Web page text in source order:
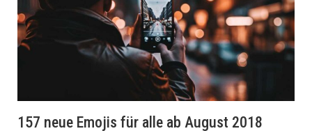
157 neue Emojis für alle ab August 2018